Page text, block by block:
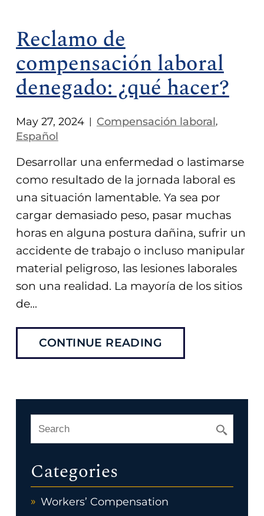
Reclamo de
compensación laboral
denegado: ¿qué hacer?
May 27, 2024 | Compensación laboral,
Español
Desarrollar una enfermedad o lastimarse
como resultado de la jornada laboral es
una situación lamentable. Ya sea por
cargar demasiado peso, pasar muchas
horas en alguna postura dañina, sufrir un
accidente de trabajo o incluso manipular
material peligroso, las lesiones laborales
son una realidad. La mayoría de los sitios
de...
CONTINUE READING
Categories
Workers’ Compensation